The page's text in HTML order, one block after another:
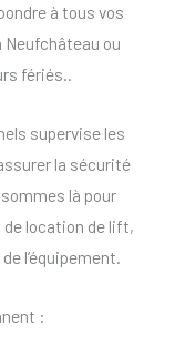
à tous vos
Neufchâteau ou
fériés..
supervise les
la sécurité
là pour
de location de lift,
l’équipement.
: